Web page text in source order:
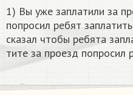
1) Вы уже за­пла­ти­ли за
по­про­сил ребят
ска­зал чтобы ре­бя­та
ти­те за про­езд по­про­сил